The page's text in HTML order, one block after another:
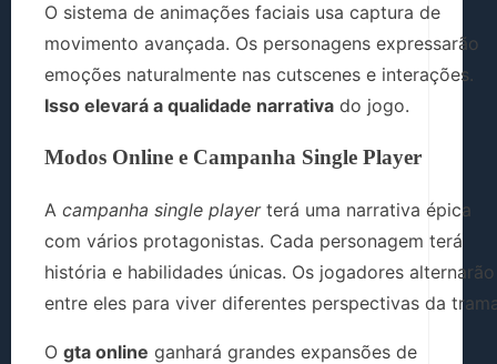
O sistema de animações faciais usa captura de
movimento avançada. Os personagens expressarão
emoções naturalmente nas cutscenes e interações.
Isso elevará a qualidade narrativa do jogo.
Modos Online e Campanha Single Player
A campanha single playerterá uma narrativa épica
com vários protagonistas. Cada personagem terá
história e habilidades únicas. Os jogadores alternarão
entre eles para viver diferentes perspectivas da
O gta online ganhará grandes expansões de